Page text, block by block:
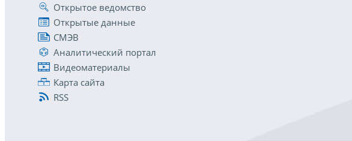
Открытое ведомство
Открытые данные
СМЭВ
Аналитический портал
Видеоматериалы
Карта сайта
RSS